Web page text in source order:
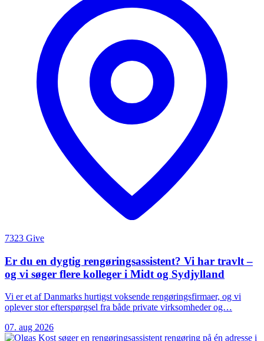
7323 Give
Er du en dygtig rengøringsassistent? Vi har travlt –
og vi søger flere kolleger i Midt og Sydjylland
Vi er et af Danmarks hurtigst voksende rengøringsfirmaer, og vi
oplever stor efterspørgsel fra både private virksomheder og…
07. aug 2026